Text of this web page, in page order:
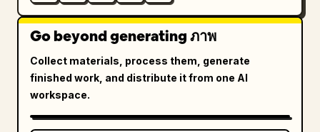
Go beyond generating ภาพ
Collect materials, process them, generate
finished work, and distribute it from one AI
workspace.